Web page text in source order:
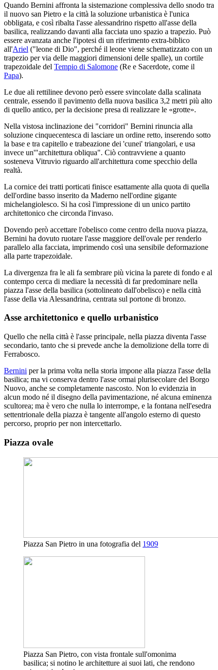
Quando Bernini affronta la sistemazione complessiva dello snodo tra
il nuovo san Pietro e la città la soluzione urbanistica è l'unica
obbligata, e così ribalta l'asse alessandrino rispetto all'asse della
basilica, realizzando davanti alla facciata uno spazio a trapezio. Può
essere avanzata anche l'ipotesi di un riferimento extra-biblico
all'Ariel ("leone di Dio", perché il leone viene schematizzato con un
trapezio per via delle maggiori dimensioni delle spalle), un cortile
trapezoidale del Tempio di Salomone (Re e Sacerdote, come il
Papa).
Le due ali rettilinee devono però essere svincolate dalla scalinata
centrale, essendo il pavimento della nuova basilica 3,2 metri più alto
di quello antico, per la decisione presa di realizzare le «grotte».
Nella vistosa inclinazione dei "corridori" Bernini rinuncia alla
soluzione cinquecentesca di lasciare un ordine retto, inserendo sotto
la base e tra capitello e trabeazione dei 'cunei' triangolari, e usa
invece un'"architettura obliqua". Ciò contravviene a quanto
sosteneva Vitruvio riguardo all'architettura come specchio della
realtà.
La cornice dei tratti porticati finisce esattamente alla quota di quella
dell'ordine basso inserito da Maderno nell'ordine gigante
michelangiolesco. Si ha così l'impressione di un unico partito
architettonico che circonda l'invaso.
Dovendo però accettare l'obelisco come centro della nuova piazza,
Bernini ha dovuto ruotare l'asse maggiore dell'ovale per renderlo
parallelo alla facciata, imprimendo così una sensibile deformazione
alla parte trapezoidale.
La divergenza fra le ali fa sembrare più vicina la parete di fondo e al
contempo cerca di mediare la necessità di far predominare nella
piazza l'asse della basilica (sottolineato dall'obelisco) e nella città
l'asse della via Alessandrina, centrata sul portone di bronzo.
Asse architettonico e quello urbanistico
Quello che nella città è l'asse principale, nella piazza diventa l'asse
secondario, tanto che si prevede anche la demolizione della torre di
Ferrabosco.
Bernini per la prima volta nella storia impone alla piazza l'asse della
basilica; ma vi conserva dentro l'asse ormai plurisecolare del Borgo
Nuovo, anche se completamente nascosto. Non lo evidenzia in
alcun modo né il disegno della pavimentazione, né alcuna eminenza
scultorea; ma è vero che nulla lo interrompe, e la fontana nell'esedra
settentrionale della piazza è tangente all'angolo esterno di questo
percorso, proprio per non intercettarlo.
Piazza ovale
Piazza San Pietro in una fotografia del 1909
Piazza San Pietro, con vista frontale sull'omonima
basilica; si notino le architetture ai suoi lati, che rendono